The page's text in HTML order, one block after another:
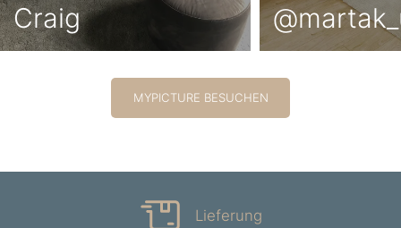
Craig
MYPICTURE BESUCHEN
Lieferung